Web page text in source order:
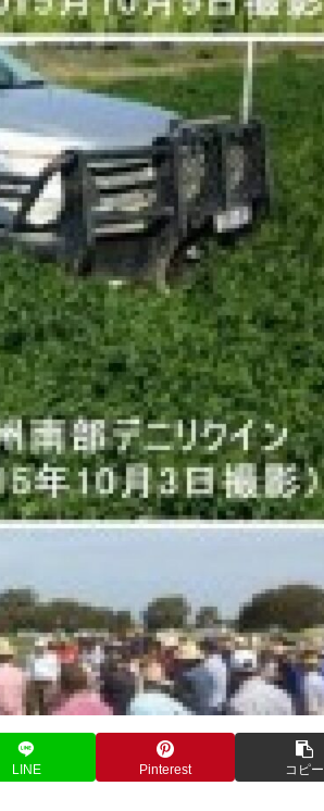
LINE Pinterest コピー